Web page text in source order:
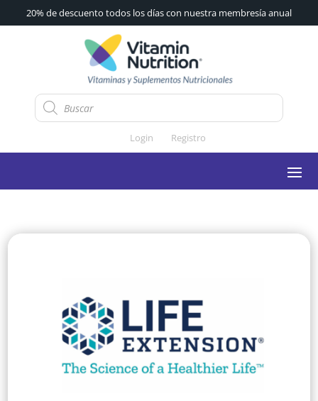
20% de descuento todos los días con nuestra membresía anual
Búsqueda
de
productos
Login
Registro